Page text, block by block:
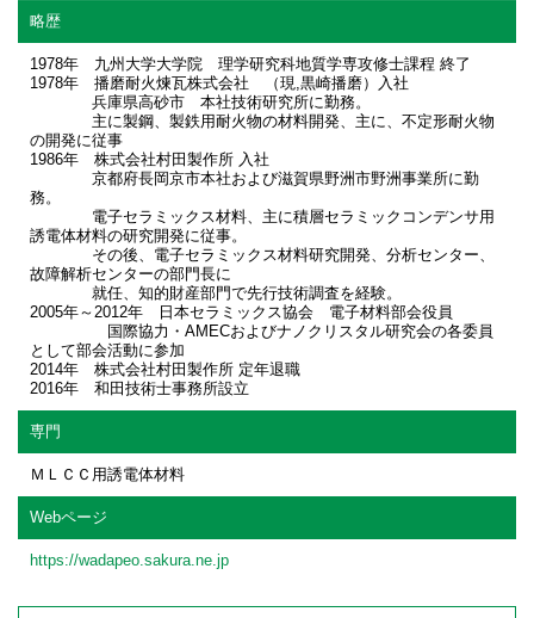
略歴
1978年 九州大学大学院 理学研究科地質学専攻修士課程 終了
1978年 播磨耐火煉瓦株式会社 （現,黒崎播磨）入社
兵庫県高砂市 本社技術研究所に勤務。
主に製鋼、製鉄用耐火物の材料開発、主に、不定形耐火物
の開発に従事
1986年 株式会社村田製作所 入社
京都府長岡京市本社および滋賀県野洲市野洲事業所に勤
務。
電子セラミックス材料、主に積層セラミックコンデンサ用
誘電体材料の研究開発に従事。
その後、電子セラミックス材料研究開発、分析センター、
故障解析センターの部門長に
就任、知的財産部門で先行技術調査を経験。
2005年～2012年 日本セラミックス協会 電子材料部会役員
国際協力・AMECおよびナノクリスタル研究会の各委員
として部会活動に参加
2014年 株式会社村田製作所 定年退職
2016年 和田技術士事務所設立
専門
ＭＬＣＣ用誘電体材料
Webページ
https://wadapeo.sakura.ne.jp